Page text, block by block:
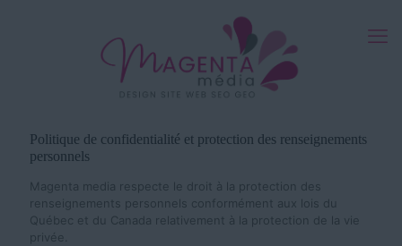
Politique de confidentialité et protection des renseignements
personnels
Magenta media respecte le droit à la protection des
renseignements personnels conformément aux lois du
Québec et du Canada relativement à la protection de la vie
privée.